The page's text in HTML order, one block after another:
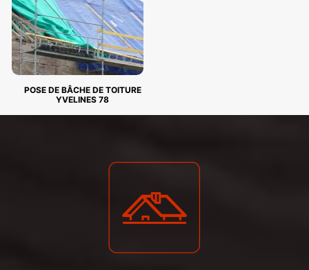
POSE DE BÂCHE DE TOITURE
YVELINES 78